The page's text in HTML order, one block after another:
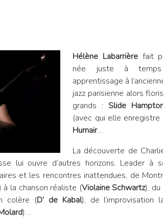
Hélène Labarrièrefait
née juste à temps
apprentissage à
jazz parisienne alors
grands : Slide
(avec qui elle enregistre
Humair…
La découverte de
lui ouvre d’autres horizons. Leader à
et les rencontres inattendues, de
à la chanson réaliste (Violaine Schwartz),
colère (D’ de Kabal), de l’improvisation
)…